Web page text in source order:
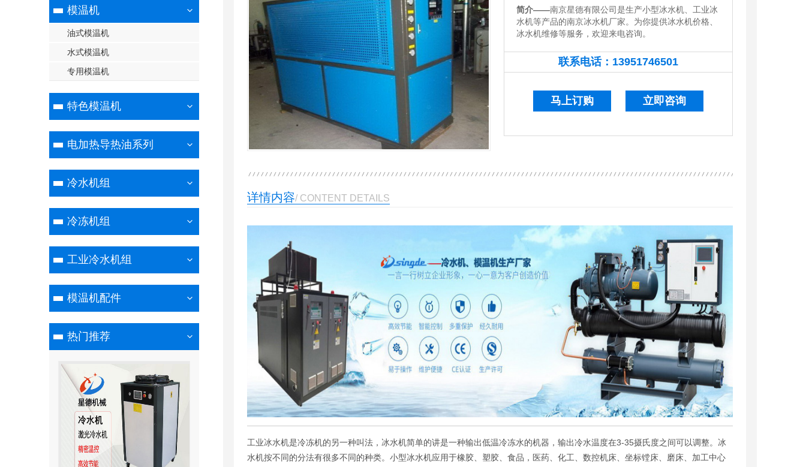
模温机
油式模温机
水式模温机
专用模温机
特色模温机
电加热导热油系列
冷水机组
冷冻机组
工业冷水机组
模温机配件
热门推荐
简介——南京星德有限公司是生产小型冰水机、工业冰
水机等产品的南京冰水机厂家。为你提供冰水机价格、
冰水机维修等服务，欢迎来电咨询。
联系电话： 13951746501
13951746501
马上订购 立即咨询
详情内容/ CONTENT DETAILS
工业冰水机是冷冻机的另一种叫法，冰水机简单的讲是一种输出低温冷冻水的机器，输出冷水温度在3-35摄氏度之间可以调整。冰
水机按不同的分法有很多不同的种类。小型冰水机应用于橡胶、塑胶、食品，医药、化工、数控机床、坐标镗床、磨床、加工中心